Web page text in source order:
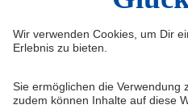
Service & Kontakt
Erklärung zur Barrierefreiheit